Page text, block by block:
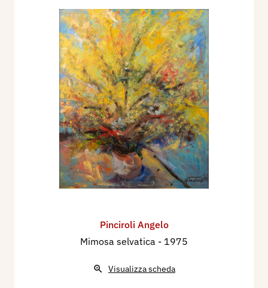
Pinciroli Angelo
Mimosa selvatica - 1975
Visualizza scheda